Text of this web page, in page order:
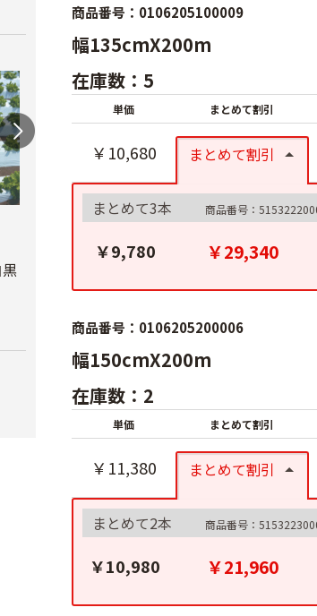
オリジナル国産銀黒
0.023mm
￥5,680
オリジナル国産黒ホ
ールマルチ 厚さ
0.02mmX幅95cmX
￥4,180
商品番号：0106205100009
幅135cmX200m
在庫数：5
単価 まとめて割引
￥10,680 まとめて割引
まとめて3本 商品番号：
￥9,780 ￥29,340
商品番号：0106205200006
幅150cmX200m
在庫数：2
単価 まとめて割引
￥11,380 まとめて割引
まとめて2本 商品番号：
￥10,980 ￥21,960